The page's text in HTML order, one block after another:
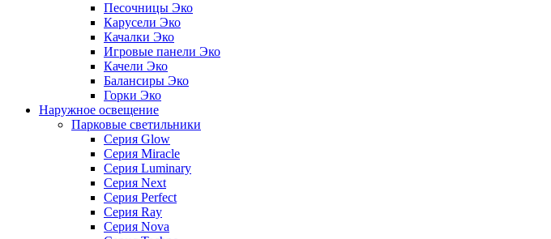
Песочницы Эко
Карусели Эко
Качалки Эко
Игровые панели Эко
Качели Эко
Балансиры Эко
Горки Эко
Наружное освещение
Парковые светильники
Серия Glow
Серия Miracle
Серия Luminary
Серия Next
Серия Perfect
Серия Ray
Серия Nova